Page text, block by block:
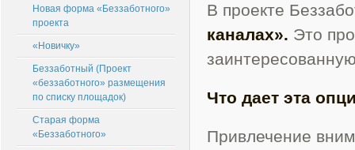
В проекте
каналах». Это
Что дает эта
Привлечение
Новая форма «Беззаботного»
проекта
«Новичку»
Беззаботный (Проект
«беззаботного» размещения
по списку площадок)
Старая форма
«Беззаботного»